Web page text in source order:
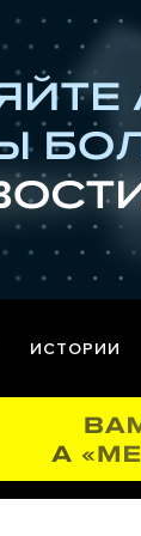
ИСТОРИИ